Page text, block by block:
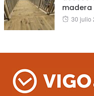
madera
Posted
30 julio